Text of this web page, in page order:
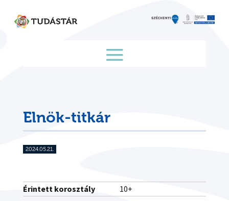
content
Elnök-titkár
2024.05.21.
Érintett korosztály
10+